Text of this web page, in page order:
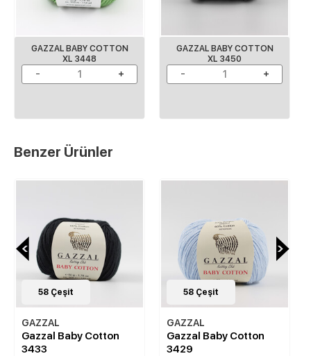
GAZZAL BABY COTTON
XL 3448
GAZZAL BABY COTTON
XL 3450
Benzer Ürünler
58 Çeşit
GAZZAL
Gazzal Baby Cotton
3433
58 Çeşit
GAZZAL
Gazzal Baby Cotton
3429